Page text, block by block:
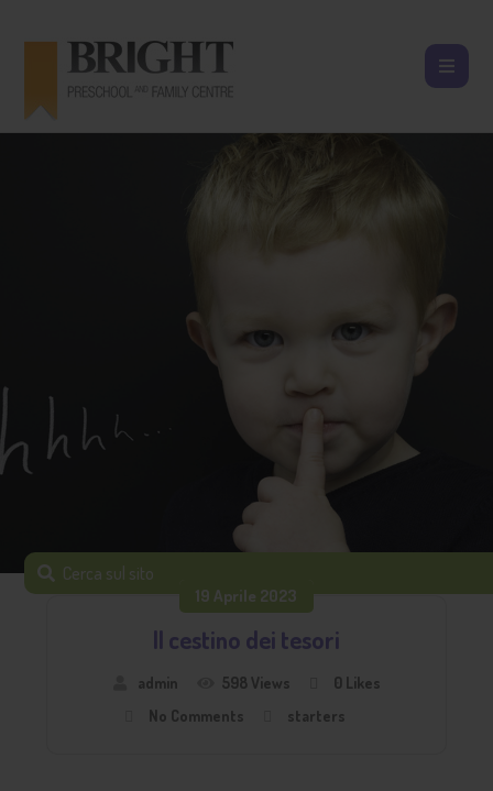
19 Aprile 2023
Il cestino dei tesori
admin 598 Views 0 Likes
No Comments
starters